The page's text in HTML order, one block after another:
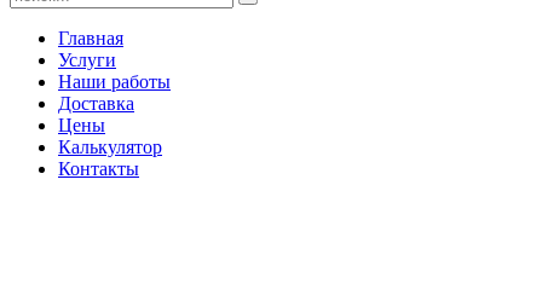
Главная
Услуги
Наши работы
Доставка
Цены
Калькулятор
Контакты